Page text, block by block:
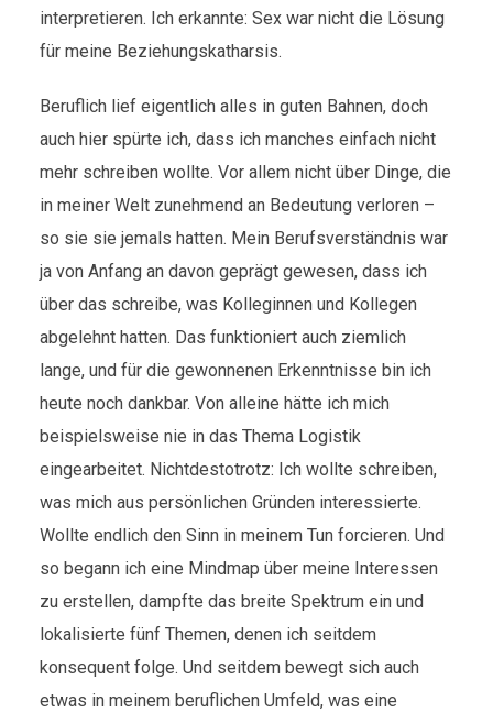
interpretieren. Ich erkannte: Sex war nicht die Lösung
für meine Beziehungskatharsis.
Beruflich lief eigentlich alles in guten Bahnen, doch
auch hier spürte ich, dass ich manches einfach nicht
mehr schreiben wollte. Vor allem nicht über Dinge, die
in meiner Welt zunehmend an Bedeutung verloren –
so sie sie jemals hatten. Mein Berufsverständnis war
ja von Anfang an davon geprägt gewesen, dass ich
über das schreibe, was Kolleginnen und Kollegen
abgelehnt hatten. Das funktioniert auch ziemlich
lange, und für die gewonnenen Erkenntnisse bin ich
heute noch dankbar. Von alleine hätte ich mich
beispielsweise nie in das Thema Logistik
eingearbeitet. Nichtdestotrotz: Ich wollte schreiben,
was mich aus persönlichen Gründen interessierte.
Wollte endlich den Sinn in meinem Tun forcieren. Und
so begann ich eine Mindmap über meine Interessen
zu erstellen, dampfte das breite Spektrum ein und
lokalisierte fünf Themen, denen ich seitdem
konsequent folge. Und seitdem bewegt sich auch
etwas in meinem beruflichen Umfeld, was eine